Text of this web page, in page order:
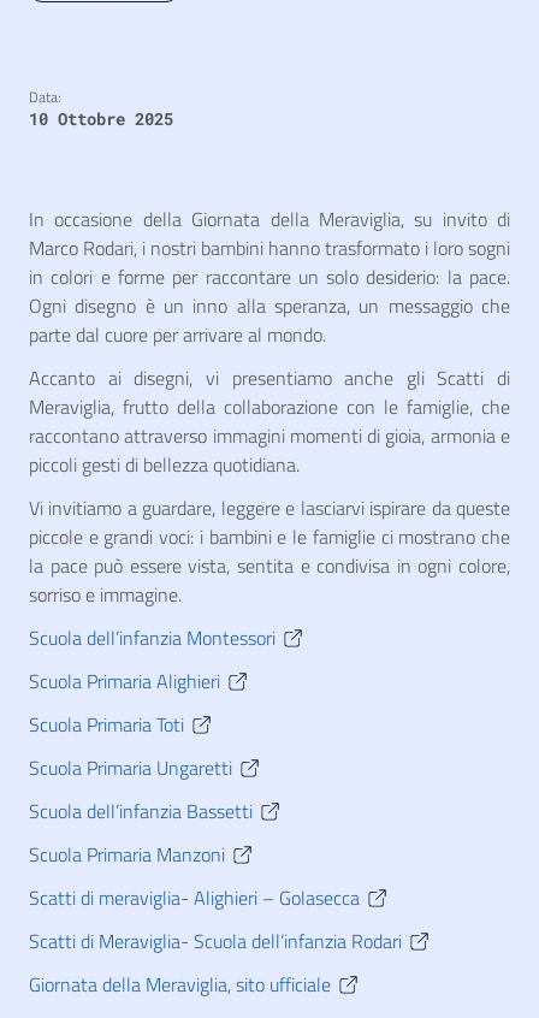
Data:
10 Ottobre 2025
In occasione della Giornata della Meraviglia, su invito di
Marco Rodari, i nostri bambini hanno trasformato i loro sogni
in colori e forme per raccontare un solo desiderio: la pace.
Ogni disegno è un inno alla speranza, un messaggio che
parte dal cuore per arrivare al mondo.
Accanto ai disegni, vi presentiamo anche gli Scatti di
Meraviglia, frutto della collaborazione con le famiglie, che
raccontano attraverso immagini momenti di gioia, armonia e
piccoli gesti di bellezza quotidiana.
Vi invitiamo a guardare, leggere e lasciarvi ispirare da queste
piccole e grandi voci: i bambini e le famiglie ci mostrano che
la pace può essere vista, sentita e condivisa in ogni colore,
sorriso e immagine.
Scuola dell’infanzia Montessori
Scuola Primaria Alighieri
Scuola Primaria Toti
Scuola Primaria Ungaretti
Scuola dell’infanzia Bassetti
Scuola Primaria Manzoni
Scatti di meraviglia- Alighieri – Golasecca
Scatti di Meraviglia- Scuola dell’infanzia Rodari
Giornata della Meraviglia, sito ufficiale